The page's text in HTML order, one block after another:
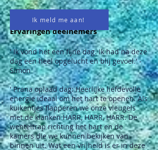
Ervaringen deelnemers
' Ik vond het een fijne dag. Ik had na deze
dag een heel opgelucht en blij gevoel.' -
Simon
' Prana oplaad dag: Heerlijke liefdevolle
energie ideaal om het hart te openen. Als
kuikentjes flapperen we onze vleugels
met de klanken HARR, HARR, HARR. De
wenteltrap richting het hart en de
kamers die we kunnen bekijken van
binnen uit. Wat een vrijheid is er in deze
Ik meld me aan!